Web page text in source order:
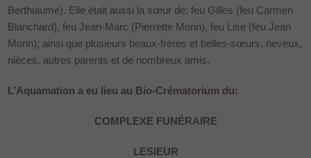
Berthiaume). Elle était aussi la sœur de: feu Gilles (feu Carmen
Blanchard), feu Jean-Marc (Pierrette Morin), feu Lise (feu Jean
Morin); ainsi que plusieurs beaux-frères et belles-sœurs, neveux,
nièces, autres parents et de nombreux amis.
L’Aquamation a eu lieu au Bio-Crématorium du:
COMPLEXE FUNÉRAIRE
LESIEUR